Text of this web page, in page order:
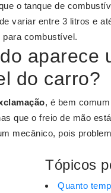
o tanque de
variar entre 3 litros e
para combustível.
aparece
do carro?
, é bem
que o freio de mão
mecânico, pois
Tópicos
Quanto